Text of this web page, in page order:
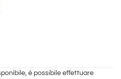
è possibile effettuare